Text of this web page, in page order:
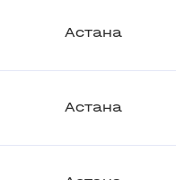
Астана
Астана